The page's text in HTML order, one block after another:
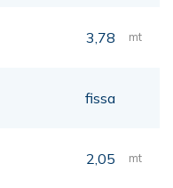
3,78 mt
fissa
2,05 mt